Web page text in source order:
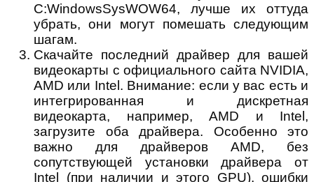
C:WindowsSysWOW64, лучше их оттуда
убрать, они могут помешать следующим
шагам.
Скачайте последний драйвер для вашей
видеокарты с официального сайта NVIDIA,
AMD или Intel. Внимание: если у вас есть и
интегрированная и дискретная
видеокарта, например, AMD и Intel,
загрузите оба драйвера. Особенно это
важно для драйверов AMD, без
сопутствующей установки драйвера от
Intel (при наличии и этого GPU), ошибки